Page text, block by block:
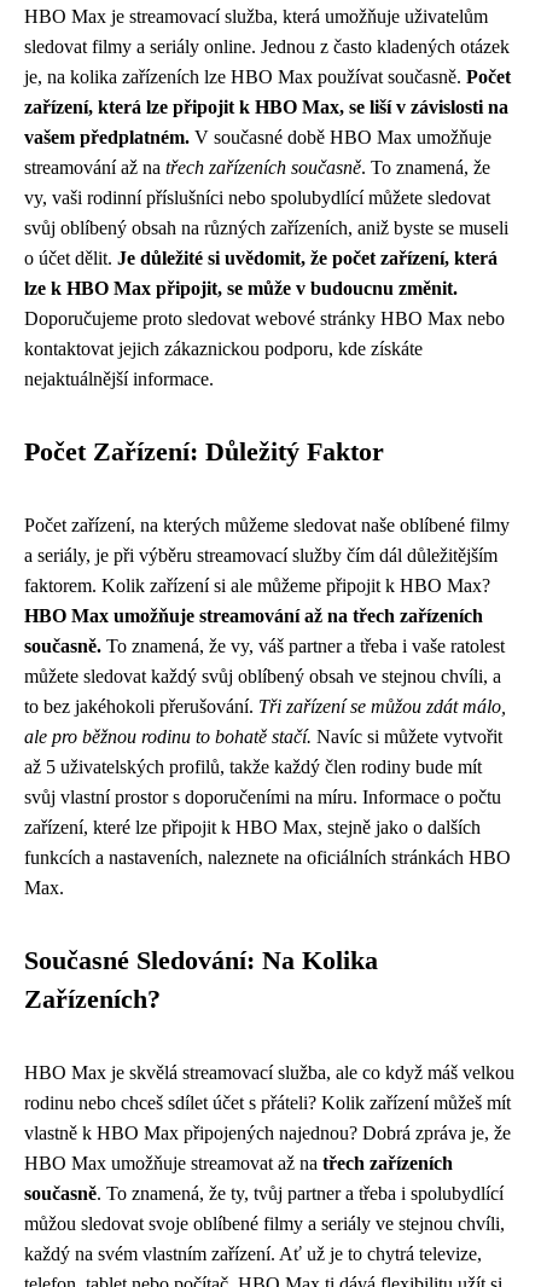
HBO Max je streamovací služba, která umožňuje uživatelům
sledovat filmy a seriály online. Jednou z často kladených otázek
je, na kolika zařízeních lze HBO Max používat současně. Počet
zařízení, která lze připojit k HBO Max, se liší v závislosti na
vašem předplatném. V současné době HBO Max umožňuje
streamování až na třech zařízeních současně. To znamená, že
vy, vaši rodinní příslušníci nebo spolubydlící můžete sledovat
svůj oblíbený obsah na různých zařízeních, aniž byste se museli
o účet dělit. Je důležité si uvědomit, že počet zařízení, která
lze k HBO Max připojit, se může v budoucnu změnit.
Doporučujeme proto sledovat webové stránky HBO Max nebo
kontaktovat jejich zákaznickou podporu, kde získáte
nejaktuálnější informace.
Počet Zařízení: Důležitý Faktor
Počet zařízení, na kterých můžeme sledovat naše oblíbené filmy
a seriály, je při výběru streamovací služby čím dál důležitějším
faktorem. Kolik zařízení si ale můžeme připojit k HBO Max?
HBO Max umožňuje streamování až na třech zařízeních
současně. To znamená, že vy, váš partner a třeba i vaše ratolest
můžete sledovat každý svůj oblíbený obsah ve stejnou chvíli, a
to bez jakéhokoli přerušování. Tři zařízení se můžou zdát málo,
ale pro běžnou rodinu to bohatě stačí. Navíc si můžete vytvořit
až 5 uživatelských profilů, takže každý člen rodiny bude mít
svůj vlastní prostor s doporučeními na míru. Informace o počtu
zařízení, které lze připojit k HBO Max, stejně jako o dalších
funkcích a nastaveních, naleznete na oficiálních stránkách HBO
Max.
Současné Sledování: Na Kolika
Zařízeních?
HBO Max je skvělá streamovací služba, ale co když máš velkou
rodinu nebo chceš sdílet účet s přáteli? Kolik zařízení můžeš mít
vlastně k HBO Max připojených najednou? Dobrá zpráva je, že
HBO Max umožňuje streamovat až na třech zařízeních
současně. To znamená, že ty, tvůj partner a třeba i spolubydlící
můžou sledovat svoje oblíbené filmy a seriály ve stejnou chvíli,
každý na svém vlastním zařízení. Ať už je to chytrá televize,